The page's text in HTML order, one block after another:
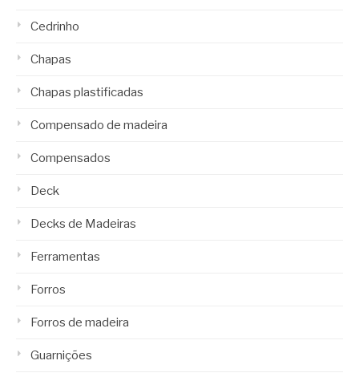
Cedrinho
Chapas
Chapas plastificadas
Compensado de madeira
Compensados
Deck
Decks de Madeiras
Ferramentas
Forros
Forros de madeira
Guarnições